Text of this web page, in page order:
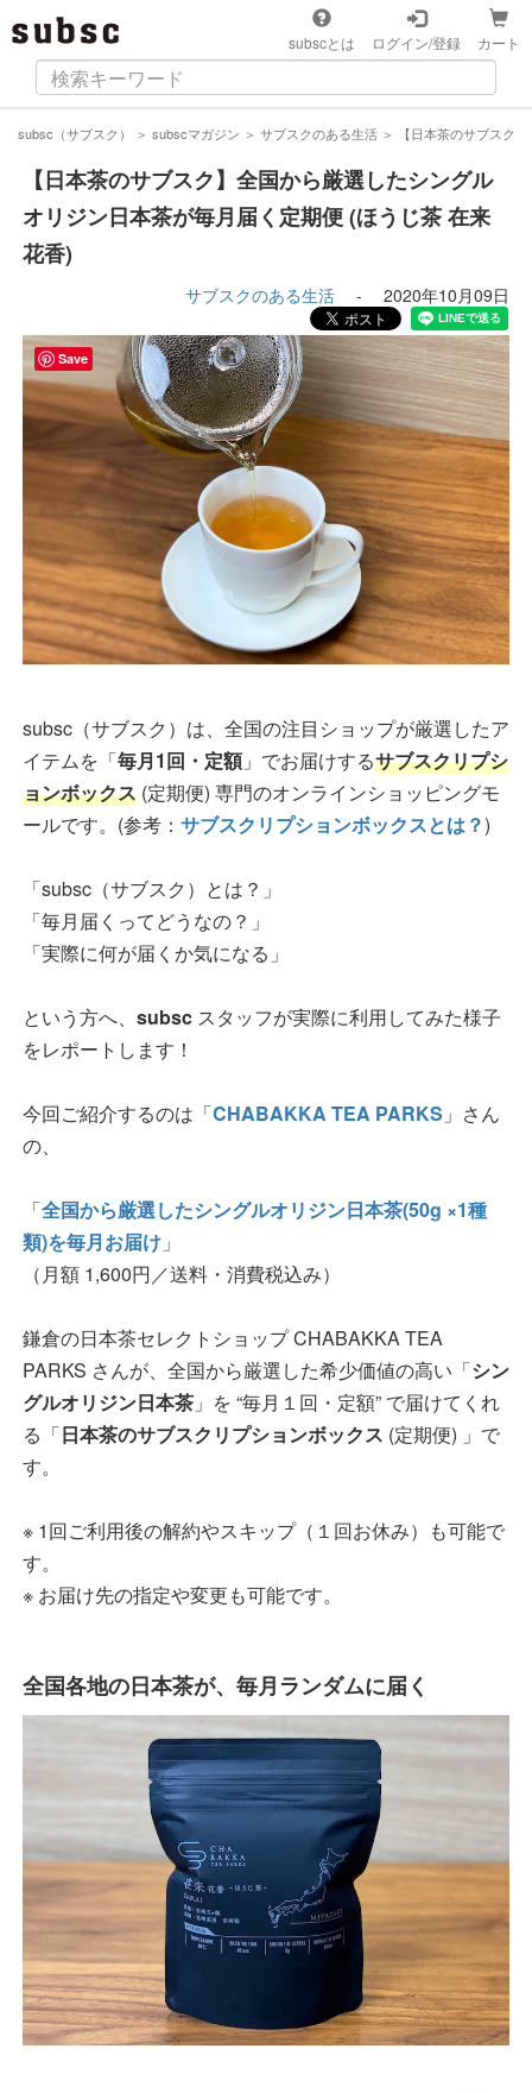
subscとは ログイン/登録 カート
subsc（サブスク） ＞ subscマガジン ＞ サブスクのある生活 ＞ 【日本茶のサブスク
【日本茶のサブスク】全国から厳選したシングル
オリジン日本茶が毎月届く定期便 (ほうじ茶 在来
花香)
サブスクのある生活 - 2020年10月09日
subsc（サブスク）は、全国の注目ショップが厳選したア
イテムを「毎月1回・定額」でお届けするサブスクリプシ
ョンボックス (定期便) 専門のオンラインショッピングモ
ールです。(参考： サブスクリプションボックスとは？)
「subsc（サブスク）とは？」
「毎月届くってどうなの？」
「実際に何が届くか気になる」
という方へ、 subsc スタッフが実際に利用してみた様子
をレポートします！
今回ご紹介するのは「CHABAKKA TEA PARKS 」さん
の、
「全国から厳選したシングルオリジン日本茶(50g ×1種
類)を毎月お届け 」
（月額 1,600円／送料・消費税込み）
鎌倉の日本茶セレクトショップ CHABAKKA TEA
PARKS さんが、全国から厳選した希少価値の高い「シン
グルオリジン日本茶 」を “毎月１回・定額” で届けてくれ
る「日本茶のサブスクリプションボックス (定期便) 」で
す。
※ 1回ご利用後の解約やスキップ（１回お休み）も可能で
す。
※ お届け先の指定や変更も可能です。
全国各地の日本茶が、毎月ランダムに届く
Save